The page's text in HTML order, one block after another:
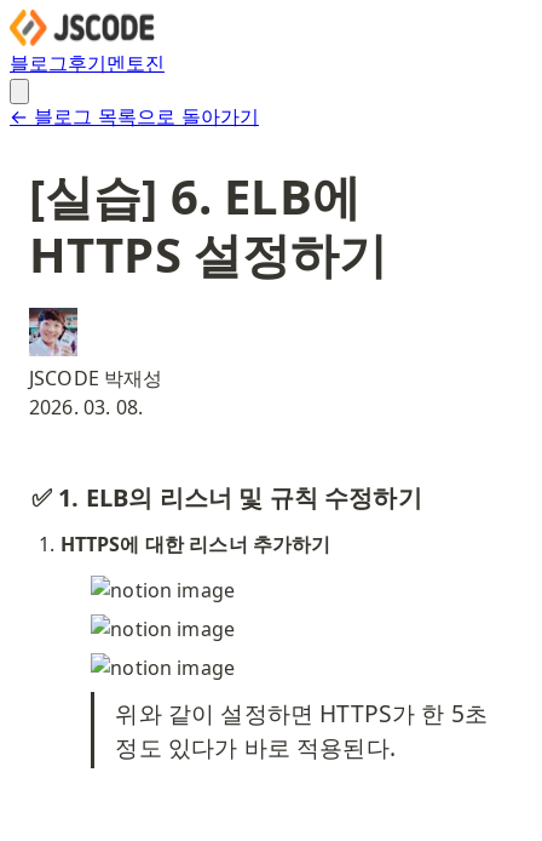
블로그후기멘토진
← 블로그 목록으로 돌아가기
[실습] 6. ELB에
HTTPS 설정하기
JSCODE 박재성
2026. 03. 08.
✅ 1. ELB의 리스너 및 규칙 수정하기
HTTPS에 대한 리스너 추가하기
위와 같이 설정하면 HTTPS가 한 5초
정도 있다가 바로 적용된다.